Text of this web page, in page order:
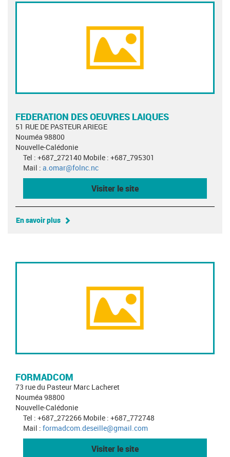
FEDERATION DES OEUVRES LAIQUES
51 RUE DE PASTEUR ARIEGE
Nouméa 98800
Nouvelle-Calédonie
Tel : +687_272140 Mobile : +687_795301
Mail : a.omar@folnc.nc
Visiter le site
En savoir plus
FORMADCOM
73 rue du Pasteur Marc Lacheret
Nouméa 98800
Nouvelle-Calédonie
Tel : +687_272266 Mobile : +687_772748
Mail : formadcom.deseille@gmail.com
Visiter le site